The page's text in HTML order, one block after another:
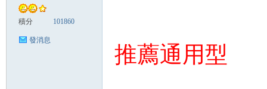
積分 101860
發消息
推薦通用型